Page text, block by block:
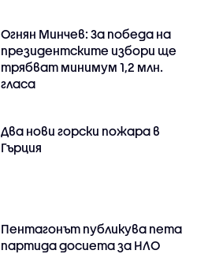
Огнян Минчев: За победа на
президентските избори ще
трябват минимум 1,2 млн.
гласа
Два нови горски пожара в
Гърция
Пентагонът публикува пета
партида досиета за НЛО